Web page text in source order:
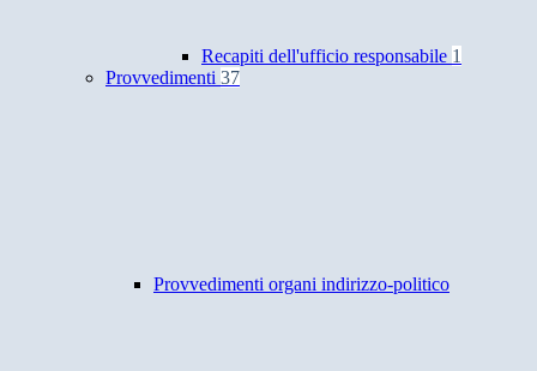
Recapiti dell'ufficio responsabile 1
Provvedimenti 37
Provvedimenti organi indirizzo-politico